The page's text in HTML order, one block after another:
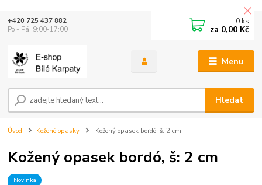
Menu
Hledat
+420 725 437 882
Po - Pá: 9:00-17:00
0 ks
za 0,00 Kč
Úvod Kožené opasky Kožený opasek bordó, š: 2 cm
Kožený opasek bordó, š: 2 cm
Novinka